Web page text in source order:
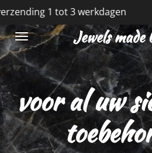
Ga
direct
naar
de
hoofdinhoud
Jewels made
voor al uw